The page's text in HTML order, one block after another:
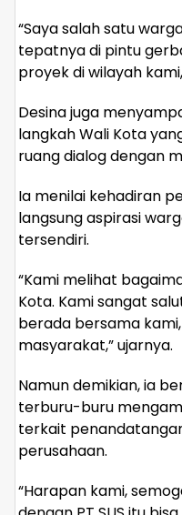
“Saya salah satu
tepatnya di pintu
proyek di wilayah
Desina juga
langkah Wali Kota
ruang dialog dengan
Ia menilai kehadiran
langsung aspirasi
tersendiri.
“Kami melihat
Kota. Kami sangat
berada bersama
masyarakat,” ujarnya.
Namun demikian, ia
terburu-buru
terkait
perusahaan.
“Harapan kami,